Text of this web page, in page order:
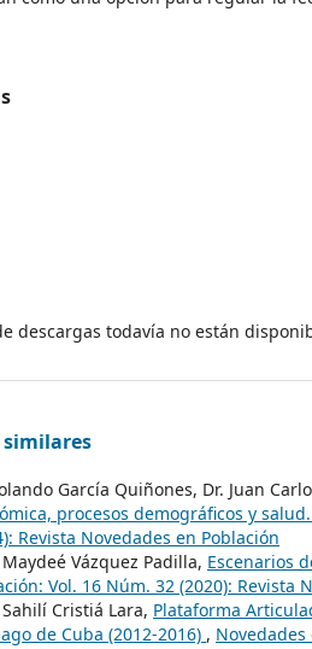
descargas todavía no están
García Quiñones, Dr. Juan
procesos demográficos y
Revista Novedades en Población
Vázquez Padilla, Escenarios
Vol. 16 Núm. 32 (2020): Revista
Cristiá Lara, Plataforma
de Cuba (2012-2016) , Novedades